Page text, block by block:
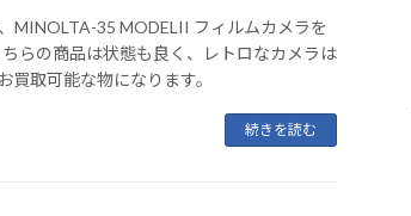
MINOLTA-35 MODELII フィルムカメラを
らの商品は状態も良く、レトロなカメラは
買取可能な物になります。
続きを読む